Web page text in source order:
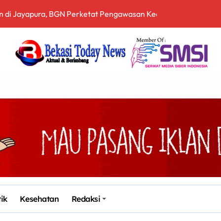
Pemerintah Diminta Buka Ruang Dialog
Bea Cukai Ngurah Rai Bali Gagalkan Penyelundupan 10
Bekasi Gelar Aksi di Depan Pemkab, Soroti Kinerja DLH
dan Tabur Bunga di TMP Kalibata
Siapkan Sertifikasi Profesi Jaksa
Lonjakan Harga Minyak dan Pasokan Ketat di China
DKI Jakarta Lebih Responsif Hadapi Keluhan Publik di Era
Bekasi ke-76, Pemdes Muara bakti Gotong Royong
Kesehatan Redaksi